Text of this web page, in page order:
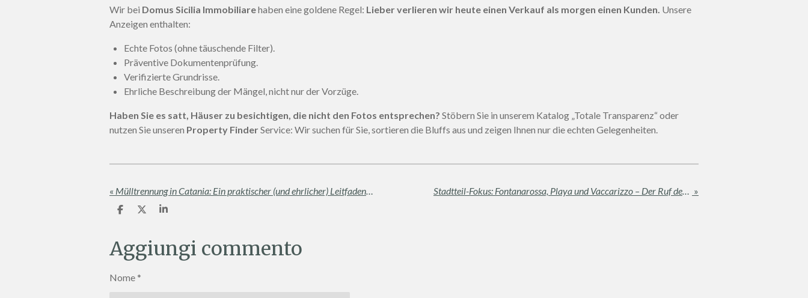
Wir bei Domus Sicilia Immobiliarehaben eine goldene Regel: Lieber verlieren wir heute einen Verkauf als morgen einen Kunden. Unsere
Anzeigen enthalten:
Echte Fotos (ohne täuschende Filter).
Präventive Dokumentenprüfung.
Verifizierte Grundrisse.
Ehrliche Beschreibung der Mängel, nicht nur der Vorzüge.
Haben Sie es satt, Häuser zu besichtigen, die nicht den Fotos entsprechen? Stöbern Sie in unserem Katalog „Totale Transparenz“ oder
nutzen Sie unseren Property FinderService: Wir suchen für Sie, sortieren die Bluffs aus und zeigen Ihnen nur die echten Gelegenheiten.
« Mülltrennung in Catania: Ein praktischer (und ehrlicher) Leitfaden für Eigentümer und Mieter Stadtteil-Fokus: Fontanarossa, Playa und Vaccarizzo – Der Ruf des Meeres und des Himmels »
C
i
d
C
i
v
C
Aggiungi commento
Nome *